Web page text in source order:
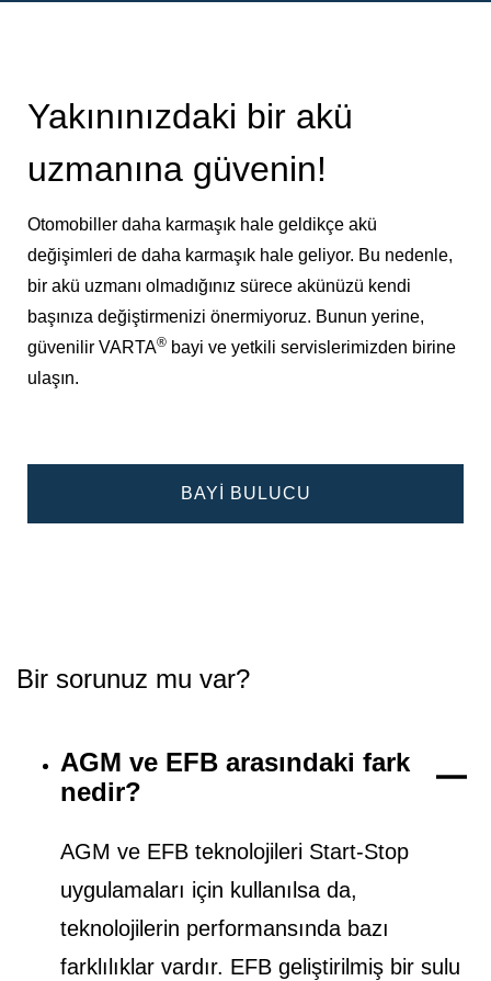
Yakınınızdaki bir akü
uzmanına güvenin!
Otomobiller daha karmaşık hale geldikçe akü
değişimleri de daha karmaşık hale geliyor. Bu nedenle,
bir akü uzmanı olmadığınız sürece akünüzü kendi
başınıza değiştirmenizi önermiyoruz. Bunun yerine,
güvenilir VARTA® bayi ve yetkili servislerimizden birine
ulaşın.
BAYI BULUCU
Bir sorunuz mu var?
AGM ve EFB arasındaki fark
nedir?
AGM ve EFB teknolojileri Start-Stop
uygulamaları için kullanılsa da,
teknolojilerin performansında bazı
farklılıklar vardır. EFB geliştirilmiş bir sulu